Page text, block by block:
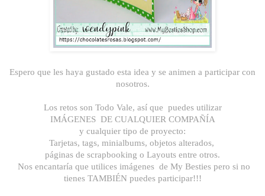
Espero que les haya gustado esta idea y se animen a participar con
nosotros.
Los retos son Todo Vale, así que puedes utilizar
IMÁGENES DE CUALQUIER COMPAÑÍA
y cualquier tipo de proyecto:
Tarjetas, tags, minialbums, objetos alterados,
páginas de scrapbooking o Layouts entre otros.
Nos encantaría que utilices imágenes de My Besties pero si no
tienes TAMBIÉN puedes participar!!!